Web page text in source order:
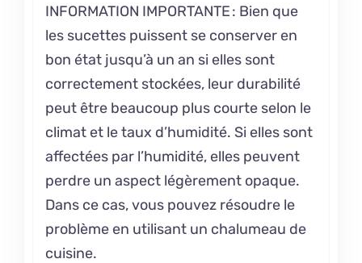
INFORMATION IMPORTANTE : Bien que
les sucettes puissent se conserver en
bon état jusqu’à un an si elles sont
correctement stockées, leur durabilité
peut être beaucoup plus courte selon le
climat et le taux d’humidité. Si elles sont
affectées par l’humidité, elles peuvent
perdre un aspect légèrement opaque.
Dans ce cas, vous pouvez résoudre le
problème en utilisant un chalumeau de
cuisine.